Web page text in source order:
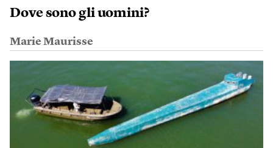
Dove sono gli uomini?
Marie Maurisse